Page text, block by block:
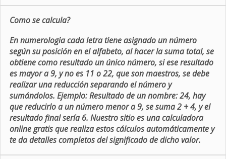
Como se calcula?
En numerologia cada letra tiene asignado un número
según su posición en el alfabeto, al hacer la suma total, se
obtiene como resultado un único número, si ese resultado
es mayor a 9, y no es 11 o 22, que son maestros, se debe
realizar una reducción separando el número y
sumándolos. Ejemplo: Resultado de un nombre: 24, hay
que reducirlo a un número menor a 9, se suma 2 + 4, y el
resultado final sería 6. Nuestro sitio es una calculadora
online gratis que realiza estos cálculos automáticamente y
te da detalles completos del significado de dicho valor.